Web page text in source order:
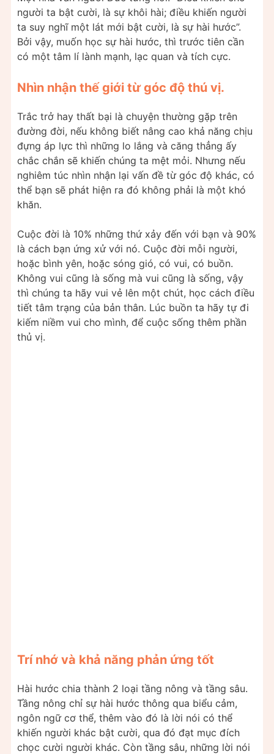
người ta bật cười, là sự khôi hài; điều khiến người
ta suy nghĩ một lát mới bật cười, là sự hài hước”.
Bởi vậy, muốn học sự hài hước, thì trước tiên cần
có một tâm lí lành mạnh, lạc quan và tích cực.
Nhìn nhận thế giới từ góc độ thú vị.
Trắc trở hay thất bại là chuyện thường gặp trên
đường đời, nếu không biết nâng cao khả năng chịu
đựng áp lực thì những lo lắng và căng thẳng ấy
chắc chắn sẽ khiến chúng ta mệt mỏi. Nhưng nếu
nghiêm túc nhìn nhận lại vấn đề từ góc độ khác, có
thể bạn sẽ phát hiện ra đó không phải là một khó
khăn.
Cuộc đời là 10% những thứ xảy đến với bạn và 90%
là cách bạn ứng xử với nó. Cuộc đời mỗi người,
hoặc bình yên, hoặc sóng gió, có vui, có buồn.
Không vui cũng là sống mà vui cũng là sống, vậy
thì chúng ta hãy vui vẻ lên một chút, học cách điều
tiết tâm trạng của bản thân. Lúc buồn ta hãy tự đi
kiếm niềm vui cho mình, để cuộc sống thêm phần
thủ vị.
Trí nhớ và khả năng phản ứng tốt
Hài hước chia thành 2 loại tầng nông và tầng sâu.
Tầng nông chỉ sự hài hước thông qua biểu cảm,
ngôn ngữ cơ thể, thêm vào đó là lời nói có thể
khiến người khác bật cười, qua đó đạt mục đích
chọc cười người khác. Còn tầng sâu, những lời nói